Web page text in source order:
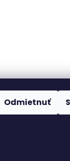
Odmietnuť